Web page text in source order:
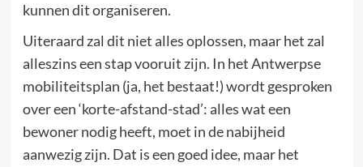
kunnen dit organiseren.
Uiteraard zal dit niet alles oplossen, maar het zal
alleszins een stap vooruit zijn. In het Antwerpse
mobiliteitsplan (ja, het bestaat!) wordt gesproken
over een ‘korte-afstand-stad’: alles wat een
bewoner nodig heeft, moet in de nabijheid
aanwezig zijn. Dat is een goed idee, maar het